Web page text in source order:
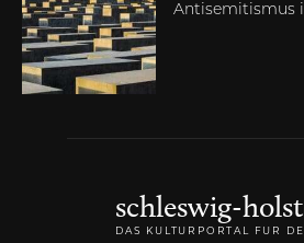
Antisemitismus
schleswig-
DAS KULTURPORTAL FÜR